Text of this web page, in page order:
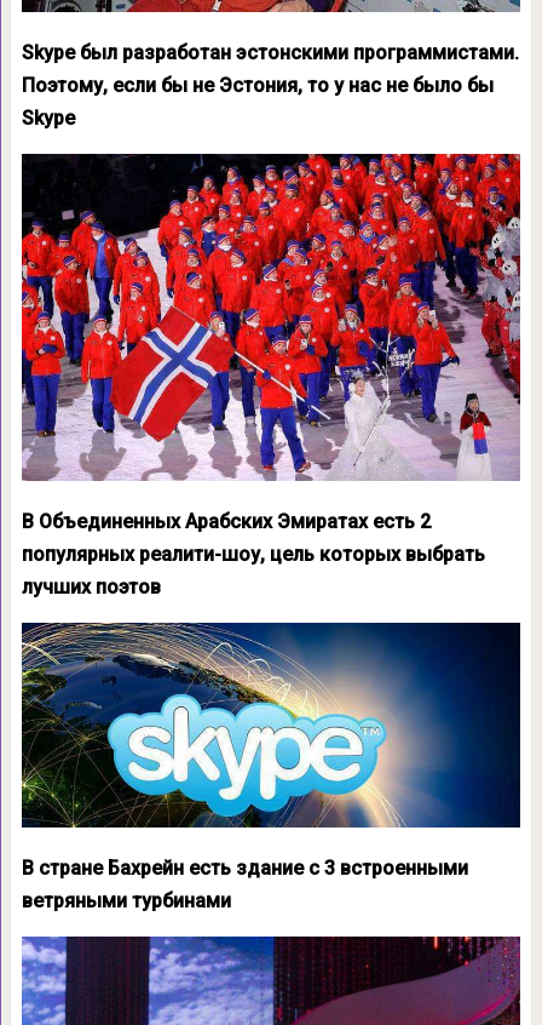
Skype был разработан эстонскими программистами.
Поэтому, если бы не Эстония, то у нас не было бы
Skype
В Объединенных Арабских Эмиратах есть 2
популярных реалити-шоу, цель которых выбрать
лучших поэтов
В стране Бахрейн есть здание с 3 встроенными
ветряными турбинами